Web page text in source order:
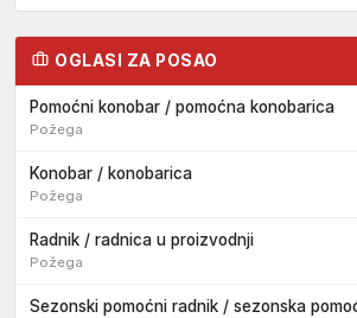
OGLASI ZA POSAO
Pomoćni konobar / pomoćna konobarica
Požega
Konobar / konobarica
Požega
Radnik / radnica u proizvodnji
Požega
Sezonski pomoćni radnik / sezonska